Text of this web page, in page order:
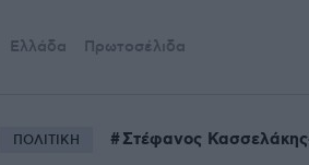
Ελλάδα Πρωτοσέλιδα
ΠΟΛΙΤΙΚΗ Στέφανος Κασσελάκης